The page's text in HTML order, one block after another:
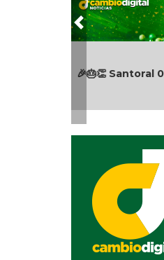
Santoral 08/08/2026
Previous